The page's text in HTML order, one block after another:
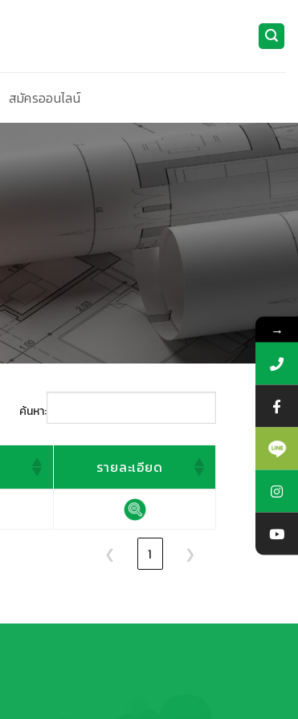
สมัครออนไลน์
ค้นหา:
รายละเอียด
รายละเอียด
❮ 1 ❯
→